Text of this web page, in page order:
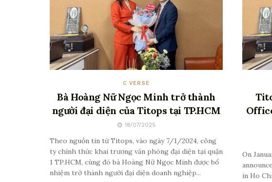
C VERSE
Bà Hoàng Nữ Ngọc Minh trở thành
người đại diện của Titops tại TP.HCM
18/07/2025
Theo nguồn tin từ Titops, vào ngày 7/1/2024, công
ty chính thức khai trương văn phòng đại diện tại quận
1 TP.HCM, cùng đó bà Hoàng Nữ Ngọc Minh được bổ
nhiệm trở thành người đại diện doanh nghiệp...
On
in Ho